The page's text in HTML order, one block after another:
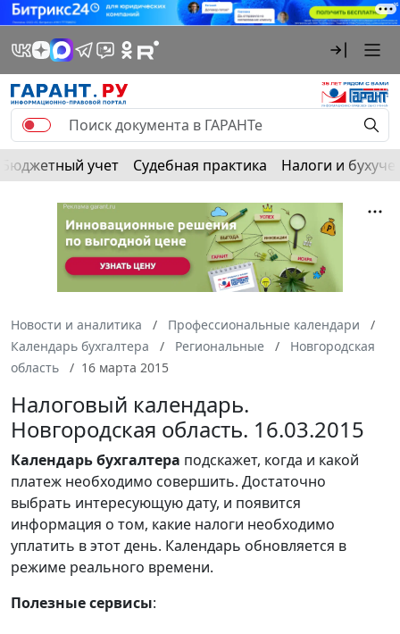
Бюджетный учет Судебная практика Налоги и
Новости и аналитика
Профессиональные календари
Календарь бухгалтера
Региональные
Новгородская
область
16 марта 2015
Налоговый календарь.
Новгородская область. 16.03.2015
Календарьбухгалтера подскажет, когда и какой
платеж необходимо совершить. Достаточно
выбрать интересующую дату, и появится
информация о том, какие налоги необходимо
уплатить в этот день. Календарь обновляется в
режиме реального времени.
Полезные сервисы: